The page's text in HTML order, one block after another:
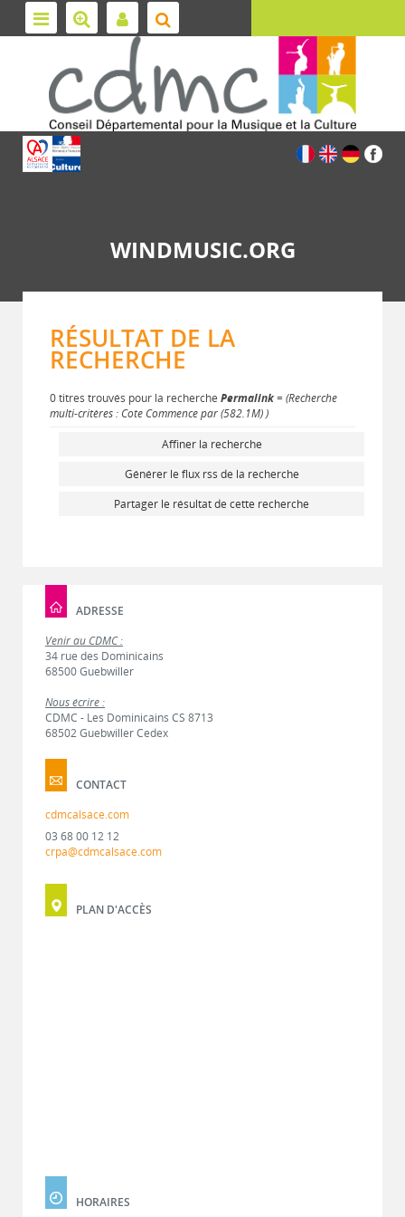
WINDMUSIC.ORG
RÉSULTAT DE LA
RECHERCHE
0 titres trouvés pour la recherche Permalink= (Recherche
multi-critères : Cote Commence par (582.1M) )
Affiner la recherche
Générer le flux rss de la recherche
Partager le résultat de cette recherche
ADRESSE
Venir au CDMC :
34 rue des Dominicains
68500 Guebwiller
Nous écrire :
CDMC - Les Dominicains CS 8713
68502 Guebwiller Cedex
CONTACT
cdmcalsace.com
03 68 00 12 12
crpa@cdmcalsace.com
PLAN D'ACCÈS
HORAIRES